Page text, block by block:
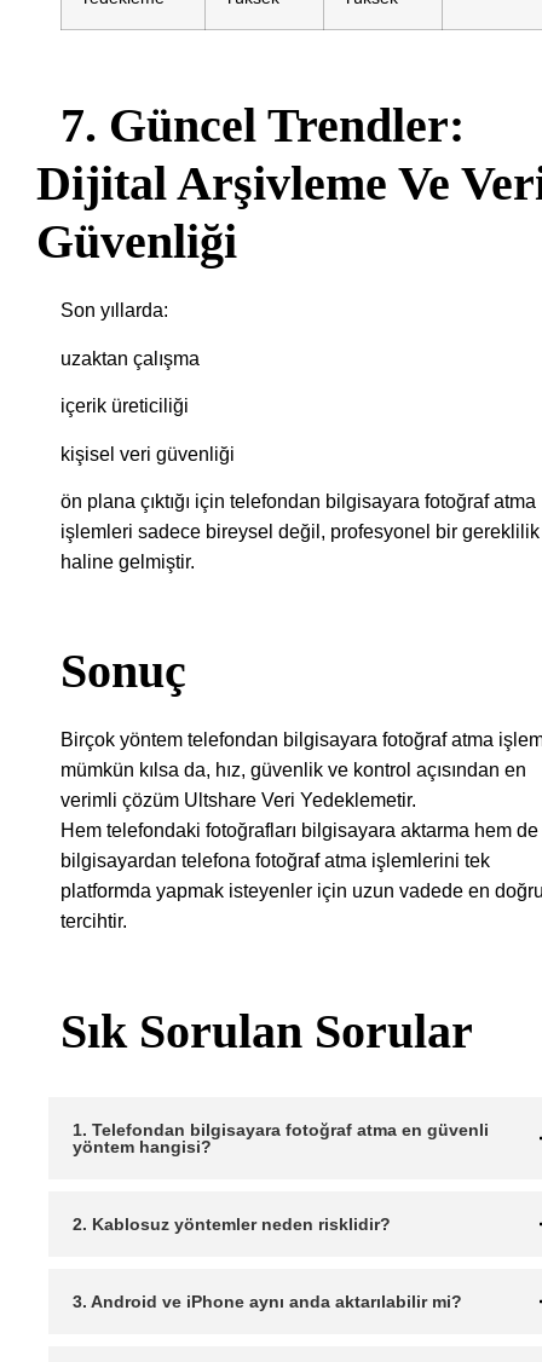
7. Güncel Trendler:
Dijital Arşivleme Ve
Güvenliği
Son yıllarda:
uzaktan çalışma
içerik üreticiliği
kişisel veri güvenliği
ön plana çıktığı için telefondan bilgisayara fotoğraf atma
işlemleri sadece bireysel değil, profesyonel bir gereklilik
haline gelmiştir.
Sonuç
Birçok yöntem telefondan bilgisayara fotoğraf atma
mümkün kılsa da, hız, güvenlik ve kontrol açısından en
verimli çözüm Ultshare Veri Yedeklemetir.
Hem telefondaki fotoğrafları bilgisayara aktarma hem de
bilgisayardan telefona fotoğraf atma işlemlerini tek
platformda yapmak isteyenler için uzun vadede en
tercihtir.
Sık Sorulan Sorular
1. Telefondan bilgisayara fotoğraf atma en güvenli
yöntem hangisi?
2. Kablosuz yöntemler neden risklidir?
3. Android ve iPhone aynı anda aktarılabilir mi?